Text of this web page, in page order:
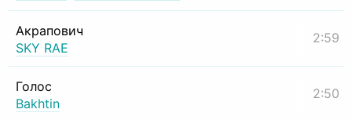
Акрапович
SKY RAE
2:59
Голос
Bakhtin
2:50